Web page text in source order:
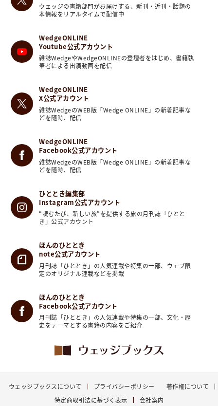
喫でき、眺めも見事で、古くから参詣や行楽の地として親
しまれ…続きを読む
［伊東合資］知多半島の醸す文化と歴史に出会
う｜愛知県半田市
note
ウェッジの書籍部門がお届けする、新刊・近刊・話題の
本情報をリアルタイムで配信中
WedgeONLINE
Youtube公式アカウント
雑誌WedgeやWedgeONLINEの登壇者をはじめ、書籍執
筆者による出演動画を配信
WedgeONLINE
X公式アカウント
雑誌WedgeのWEB版「Wedge ONLINE」の新着記事な
どを随時、配信
WedgeONLINE
Facebook公式アカウント
雑誌WedgeのWEB版「Wedge ONLINE」の新着記事な
どを随時、配信
ひととき編集部
Instagram公式アカウント
“読むたび、新しい旅”を提供する旅の月刊誌「ひとと
き」公式アカウント
ほんのひととき
note公式アカウント
月刊誌「ひととき」の人気連載や特集の一部、ウェブ限
定のオリジナル連載などを掲載
ほんのひととき
Facebook公式アカウント
月刊誌「ひととき」の人気連載や特集の一部、文化・歴
史をテーマとする書籍の内容をご紹介
ウェッジブックスについて プライバシーポリシー
著作権について
特定商取引法に基づく表示
会社案内